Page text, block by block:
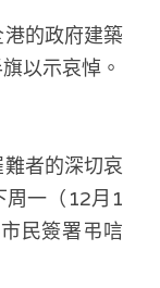
的政府建築
以示哀悼。
者的深切哀
周一（12月1
民簽署弔唁